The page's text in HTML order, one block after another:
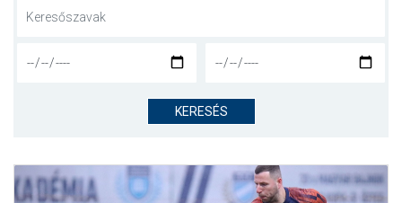
NYITÓLAP
CSAPATOK
KLUB
KERESÉS